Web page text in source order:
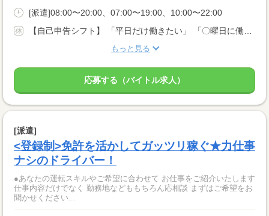
[派遣]08:00〜20:00、07:00〜19:00、10:00〜22:00
もっと見る
応募する（バイトル求人）
[派遣]
<登録制>免許を活かしてガッツリ稼ぐ★力仕事
ナシのドライバー！
●あなたの運転スキルやご希望に合わせて お仕事をご紹介いたします
仕事内容だけでなく 勤務地などももちろん応相談 まずはご希望をお
聞かせください...